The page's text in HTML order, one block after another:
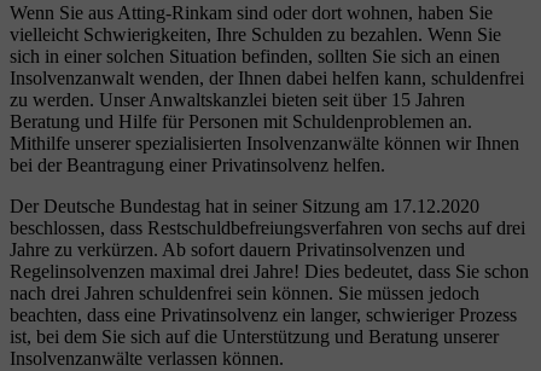
Wenn Sie aus Atting-Rinkam sind oder dort wohnen, haben Sie
vielleicht Schwierigkeiten, Ihre Schulden zu bezahlen. Wenn Sie
sich in einer solchen Situation befinden, sollten Sie sich an einen
Insolvenzanwalt wenden, der Ihnen dabei helfen kann, schuldenfrei
zu werden. Unser Anwaltskanzlei bieten seit über 15 Jahren
Beratung und Hilfe für Personen mit Schuldenproblemen an.
Mithilfe unserer spezialisierten Insolvenzanwälte können wir Ihnen
bei der Beantragung einer Privatinsolvenz helfen.
Der Deutsche Bundestag hat in seiner Sitzung am 17.12.2020
beschlossen, dass Restschuldbefreiungsverfahren von sechs auf drei
Jahre zu verkürzen. Ab sofort dauern Privatinsolvenzen und
Regelinsolvenzen maximal drei Jahre! Dies bedeutet, dass Sie schon
nach drei Jahren schuldenfrei sein können. Sie müssen jedoch
beachten, dass eine Privatinsolvenz ein langer, schwieriger Prozess
ist, bei dem Sie sich auf die Unterstützung und Beratung unserer
Insolvenzanwälte verlassen können.